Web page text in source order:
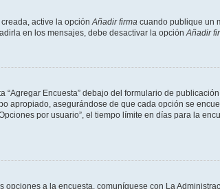
active la opción Añadir firma cuando publique un
en los mensajes, debe desactivar la opción Añadir
Encuesta” debajo del formulario de
apropiado, asegurándose de que cada opción se
por usuario”, el tiempo límite en días para la
a la encuesta, comuníquese con La